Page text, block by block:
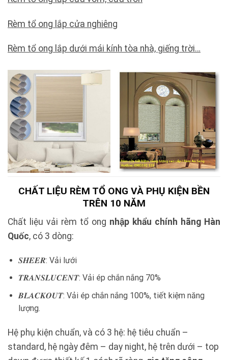
Rèm tổ ong lắp cửa nghiêng
Rèm tổ ong lắp dưới mái kính tòa nhà, giếng trời…
CHẤT LIỆU RÈM TỔ ONG VÀ PHỤ KIỆN BỀN
TRÊN 10 NĂM
Chất liệu vải rèm tổ ong nhập khẩu chính hãng Hàn
Quốc, có 3 dòng:
𝑺𝑯𝑬𝑬𝑹: Vải lưới
𝑻𝑹𝑨𝑵𝑺𝑳𝑼𝑪𝑬𝑵𝑻: Vải ép chắn nắng 70%
𝑩𝑳𝑨𝑪𝑲𝑶𝑼𝑻: Vải ép chắn nắng 100%, tiết kiệm năng
lượng.
Hệ phụ kiện chuẩn, và có 3 hệ: hệ tiêu chuẩn –
standard, hệ ngày đêm – day night, hệ trên dưới – top